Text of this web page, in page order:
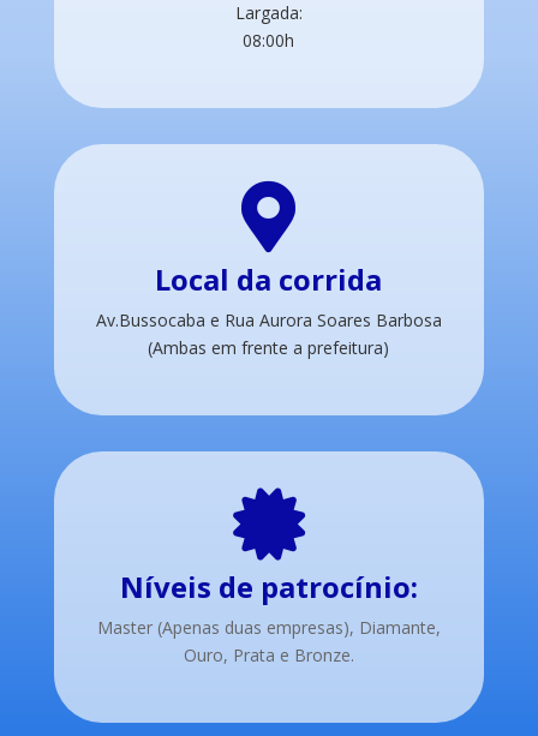
Largada:
08:00h

Local da corrida
Av.Bussocaba e Rua Aurora Soares Barbosa
(Ambas em frente a prefeitura)

Níveis de patrocínio:
Master (Apenas duas empresas), Diamante,
Ouro, Prata e Bronze.